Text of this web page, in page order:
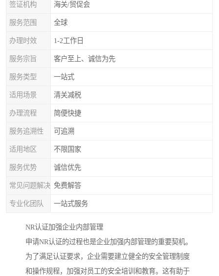
签证机构 海关/贸促会
服务范围 全球
办理时效 1-2工作日
服务宗旨 客户至上、诚信为先
服务类型 一站式
适用场景 清关减税
办理流程 简便快捷
服务追溯性 可追溯
适用地区 不限国家
服务优势 诚信优先
常见问题解决 免费解答
专业化团队 一站式服务
NR认证加强企业内部管理
申请NR认证的过程也是企业加强内部管理的重要契机。
为了满足认证要求，企业需要建立健全的安全管理制度
和操作规程，加强对员工的安全培训和教育。这有助于